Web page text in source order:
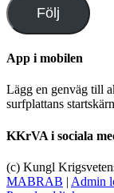
Följ
App i mobilen
Lägg en genväg till
surfplattans
KKrVA i sociala
(c) Kungl
MABRAB | Admin